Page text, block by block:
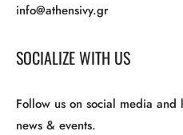
info@athensivy.gr
SOCIALIZE WITH US
Follow us on social media
news & events.